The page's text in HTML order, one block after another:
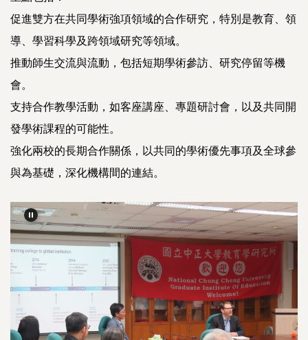
促進雙方在共同學術強項領域的合作研究，特別是教育、領
導、學習科學及跨領域研究等領域。
推動師生交流與流動，包括短期學術參訪、研究停留等機
會。
支持合作教學活動，如客座講座、專題研討會，以及共同開
發學術課程的可能性。
強化兩校的長期合作關係，以共同的學術優先事項及全球參
與為基礎，深化機構間的連結。